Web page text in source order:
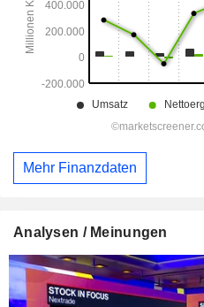
Mehr Finanzdaten
Analysen / Meinungen